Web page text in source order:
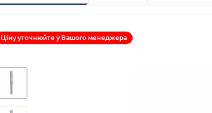
Ціну уточнюйте у Вашого менеджера